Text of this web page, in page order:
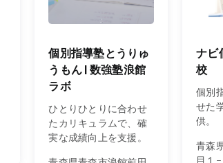
個別指導塾とうりゅ
うもん | 数強塾浪館
ラボ
ひとりひとりに合わせ
たカリキュラムで、確
実な成績向上を支援。
ナビ
校
個別
せた
供。
青森
目１